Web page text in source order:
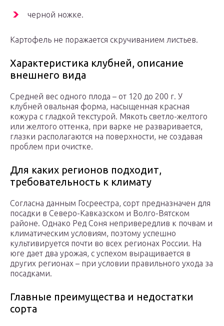
черной ножке.
Картофель не поражается скручиванием листьев.
Характеристика клубней, описание
внешнего вида
Средней вес одного плода – от 120 до 200 г. У
клубней овальная форма, насыщенная красная
кожура с гладкой текстурой. Мякоть светло-желтого
или желтого оттенка, при варке не разваривается,
глазки располагаются на поверхности, не создавая
проблем при очистке.
Для каких регионов подходит,
требовательность к климату
Согласна данным Госреестра, сорт предназначен для
посадки в Северо-Кавказском и Волго-Вятском
районе. Однако Ред Соня непривередлив к почвам и
климатическим условиям, поэтому успешно
культивируется почти во всех регионах России. На
юге дает два урожая, с успехом выращивается в
других регионах – при условии правильного ухода за
посадками.
Главные преимущества и недостатки
сорта